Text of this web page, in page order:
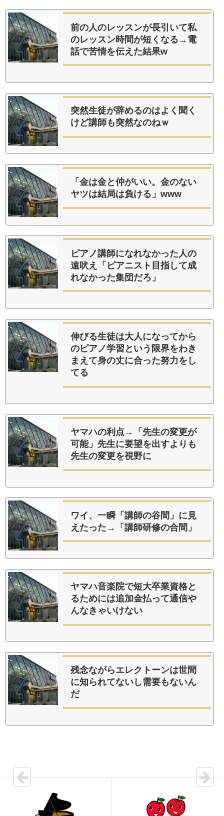
前の人のレッスンが長引いて私
のレッスン時間が短くなる→電
話で苦情を伝えた結果w
突然生徒が辞めるのはよく聞く
けど講師も突然なのねｗ
「金は金と仲がいい。金のない
ヤツは結局は負ける」www
ピアノ講師になれなかった人の
遠吠え「ピアニスト目指して成
れなかった集団だろ」
伸びる生徒は大人になってから
のピアノ学習という限界をわき
まえて身の丈に合った努力をし
てる
ヤマハの利点→「先生の変更が
可能」先生に要望を出すよりも
先生の変更を視野に
ワイ、一瞬「講師の谷間」に見
えたった→「講師研修の合間」
ヤマハ音楽院で短大卒業資格と
るためには追加金払って通信や
んなきゃいけない
残念ながらエレクトーンは世間
に知られてないし需要もないん
だ